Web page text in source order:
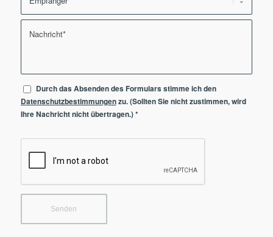
Durch das Absenden des Formulars stimme ich den
Datenschutzbestimmungenzu. (Sollten Sie nicht zustimmen, wird
Ihre Nachricht nicht übertragen.)*